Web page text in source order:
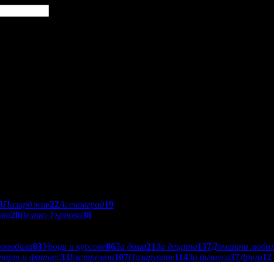
Пазарджик22Асеновград19
20Велико Търново38
83Уроци и курсове86За дома21За децата137Домашни
и фитнес33Екстремни107Пазаруване114За бизнеса37Други12